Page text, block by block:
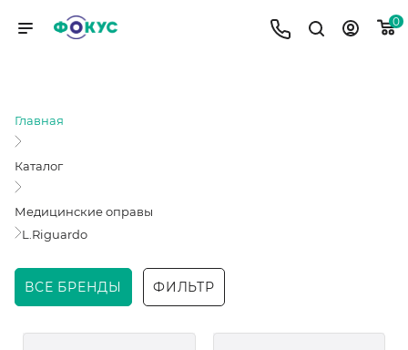
0
Главная
Каталог
Медицинские оправы
L.Riguardo
ВСЕ БРЕНДЫ ФИЛЬТР